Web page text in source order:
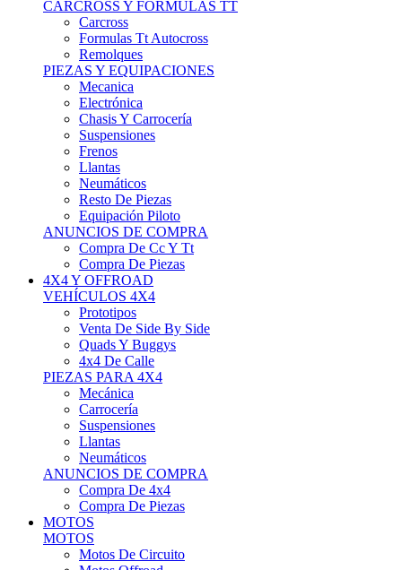
CARCROSS Y FORMULAS TT
Carcross
Formulas Tt Autocross
Remolques
PIEZAS Y EQUIPACIONES
Mecanica
Electrónica
Chasis Y Carrocería
Suspensiones
Frenos
Llantas
Neumáticos
Resto De Piezas
Equipación Piloto
ANUNCIOS DE COMPRA
Compra De Cc Y Tt
Compra De Piezas
4X4 Y OFFROAD
VEHÍCULOS 4X4
Prototipos
Venta De Side By Side
Quads Y Buggys
4x4 De Calle
PIEZAS PARA 4X4
Mecánica
Carrocería
Suspensiones
Llantas
Neumáticos
ANUNCIOS DE COMPRA
Compra De 4x4
Compra De Piezas
MOTOS
MOTOS
Motos De Circuito